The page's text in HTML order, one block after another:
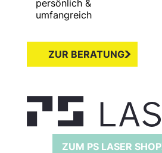
persönlich &
umfangreich
ZUR BERATUNG
ZUM PS LASER SHOP